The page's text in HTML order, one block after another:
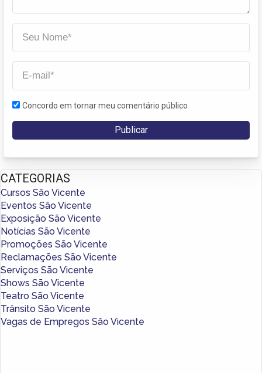
Concordo em tornar meu comentário público
CATEGORIAS
Cursos São Vicente
Eventos São Vicente
Exposição São Vicente
Notícias São Vicente
Promoções São Vicente
Reclamações São Vicente
Serviços São Vicente
Shows São Vicente
Teatro São Vicente
Trânsito São Vicente
Vagas de Empregos São Vicente